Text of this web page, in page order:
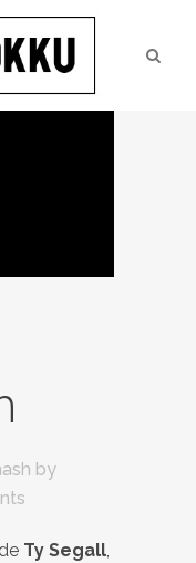
by
Ty Segall,